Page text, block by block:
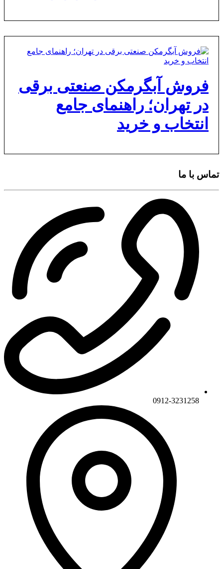
فروش آبگرمکن صنعتی برقی
در تهران؛ راهنمای جامع
انتخاب و خرید
تماس با ما
0912-3231258